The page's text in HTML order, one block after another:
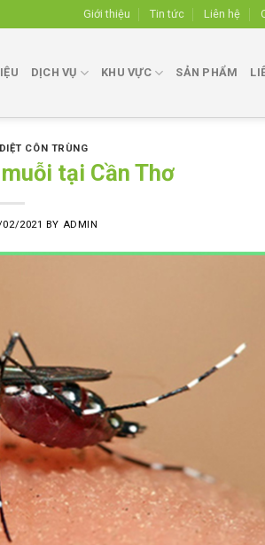
Giới thiệu Tin tức Liên hệ
DỊCH VỤ KHU VỰC SẢN PHẨM
CÔN TRÙNG
tại Cần Thơ
02/2021 BY ADMIN